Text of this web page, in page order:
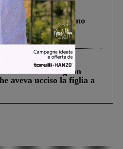
in A1 in cui morirono
Lo schianto, il
fra tir....
di Castiglion
aveva ucciso la figlia a